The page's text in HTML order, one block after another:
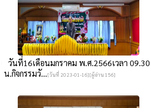
วันที่16เดือนมกราคม พ.ศ.2566เวลา 09.30
น.กิจกรรมวั...[วันที่ 2023-01-16][ผู้อ่าน 156]